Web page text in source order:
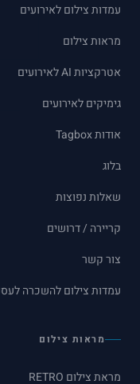
עמדות צילום לאירועים
מראות צילום
אטרקציות AI לאירועים
גימיקים לאירועים
אודות Tagbox
בלוג
שאלות נפוצות
קריירה / דרושים
צור קשר
עמדות צילום להשכרה
מראות צילום
מראת צילום RETRO